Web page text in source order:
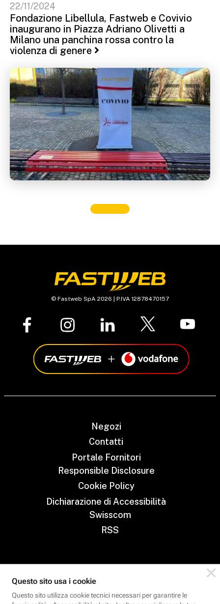
22/11/2024
Fondazione Libellula, Fastweb e Covivio
inaugurano in Piazza Adriano Olivetti a
Milano una panchina rossa contro la
violenza di genere
© Fastweb SpA 2026 | P.IVA 12878470157
Negozi
Contatti
Portale Fornitori
Responsible Disclosure
Cookie Policy
Dichiarazione di Accessibilità
Swisscom
RSS